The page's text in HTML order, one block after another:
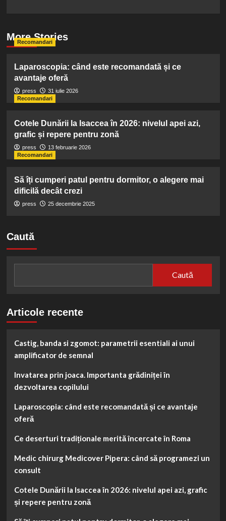
More Stories
Recomandari
Laparoscopia: când este recomandată și ce
avantaje oferă
press
31 iulie 2026
Recomandari
Cotele Dunării la Isaccea în 2026: nivelul apei azi,
grafic și repere pentru zonă
press
13 februarie 2026
Recomandari
Să îți cumperi patul pentru dormitor, o alegere mai
dificilă decât crezi
press 25 decembrie 2025
Caută
Caută
Articole recente
Castig, banda si zgomot: parametrii esentiali ai unui
amplificator de semnal
Invatarea prin joaca. Importanta grădiniței în
dezvoltarea copilului
Laparoscopia: când este recomandată și ce avantaje
oferă
Ce deserturi tradiționale merită încercate în Roma
Medic chirurg Medicover Pipera: când să programezi un
consult
Cotele Dunării la Isaccea în 2026: nivelul apei azi, grafic
și repere pentru zonă